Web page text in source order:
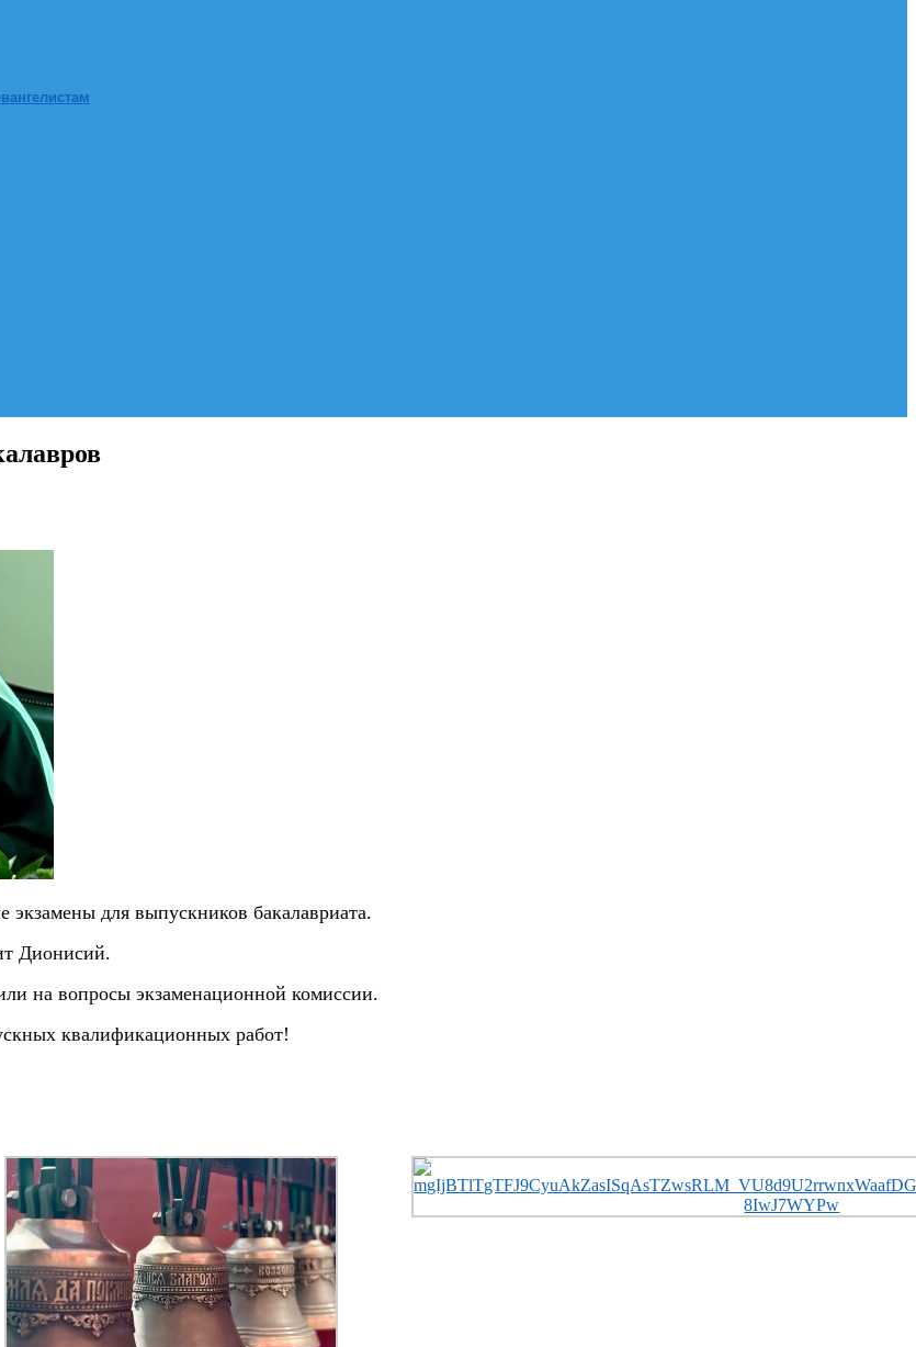
для выпускников бакалавриата.
Дионисий.
на вопросы экзаменационной комиссии.
квалификационных работ!